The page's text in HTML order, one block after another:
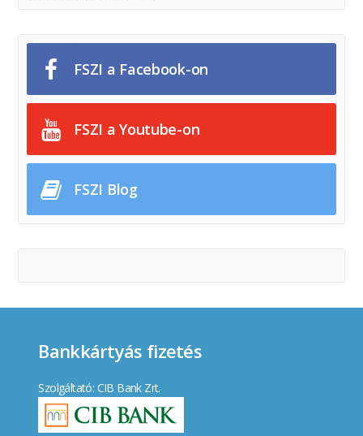
FSZI a Facebook-on
FSZI a Youtube-on
FSZI Blog
Bankkártyás fizetés
Szolgáltató: CIB Bank Zrt.